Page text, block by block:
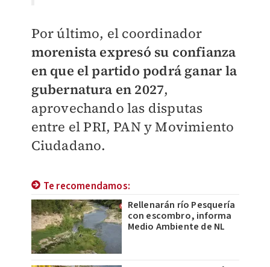
Por último, el coordinador
morenista expresó su confianza
en que el partido podrá ganar la
gubernatura en 2027,
aprovechando las disputas
entre el PRI, PAN y Movimiento
Ciudadano.
Te recomendamos:
Rellenarán río Pesquería
con escombro, informa
Medio Ambiente de NL